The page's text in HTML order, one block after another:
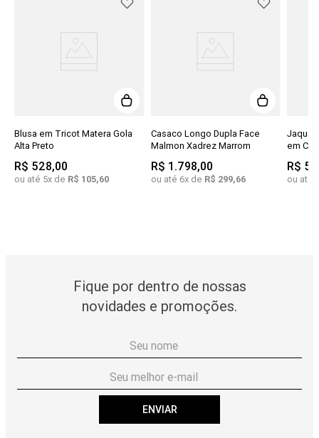
Blusa em Tricot Matera Gola
Alta Preto
R$ 528,00
ou até 5x de R$ 105,60
Casaco Longo Dupla Face
Malmon Xadrez Marrom
R$ 1 .798,00
ou até 6x de R$ 299,66
em
R$ 5
ou até
Fique por dentro de nossas
novidades e promoções.
ENVIAR